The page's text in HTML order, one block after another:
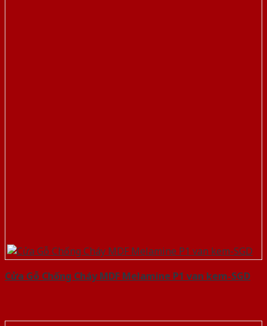
Cửa Gỗ Chống Cháy MDF Melamine P1 van kem-SGD